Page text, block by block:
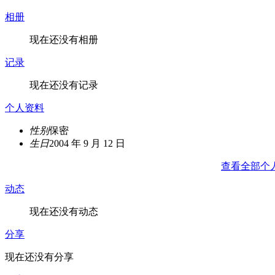
相册
现在还没有相册
记录
现在还没有记录
个人资料
性别保密
生日2004 年 9 月 12 日
查看全部个
动态
现在还没有动态
分享
现在还没有分享